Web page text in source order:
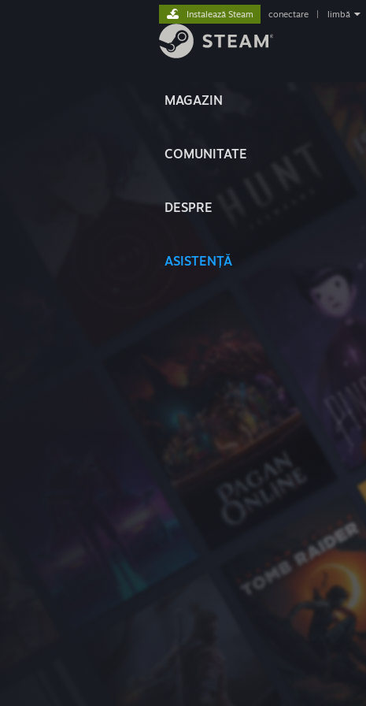
MAGAZIN
COMUNITATE
DESPRE
ASISTENȚĂ
Instalează Steam conectare limbă